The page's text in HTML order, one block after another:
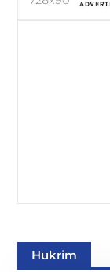
Hukrim